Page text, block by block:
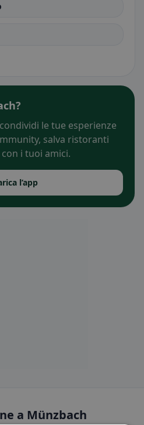
le tue esperienze
salva ristoranti
i tuoi amici.
l’app
a Münzbach